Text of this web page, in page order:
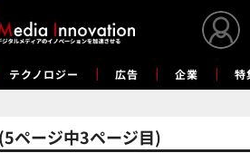
テクノロジー 広告 企業 特
ページ中3ページ目)